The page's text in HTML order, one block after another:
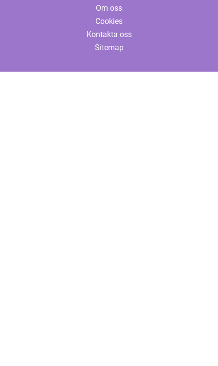
Om oss
Cookies
Kontakta oss
Sitemap